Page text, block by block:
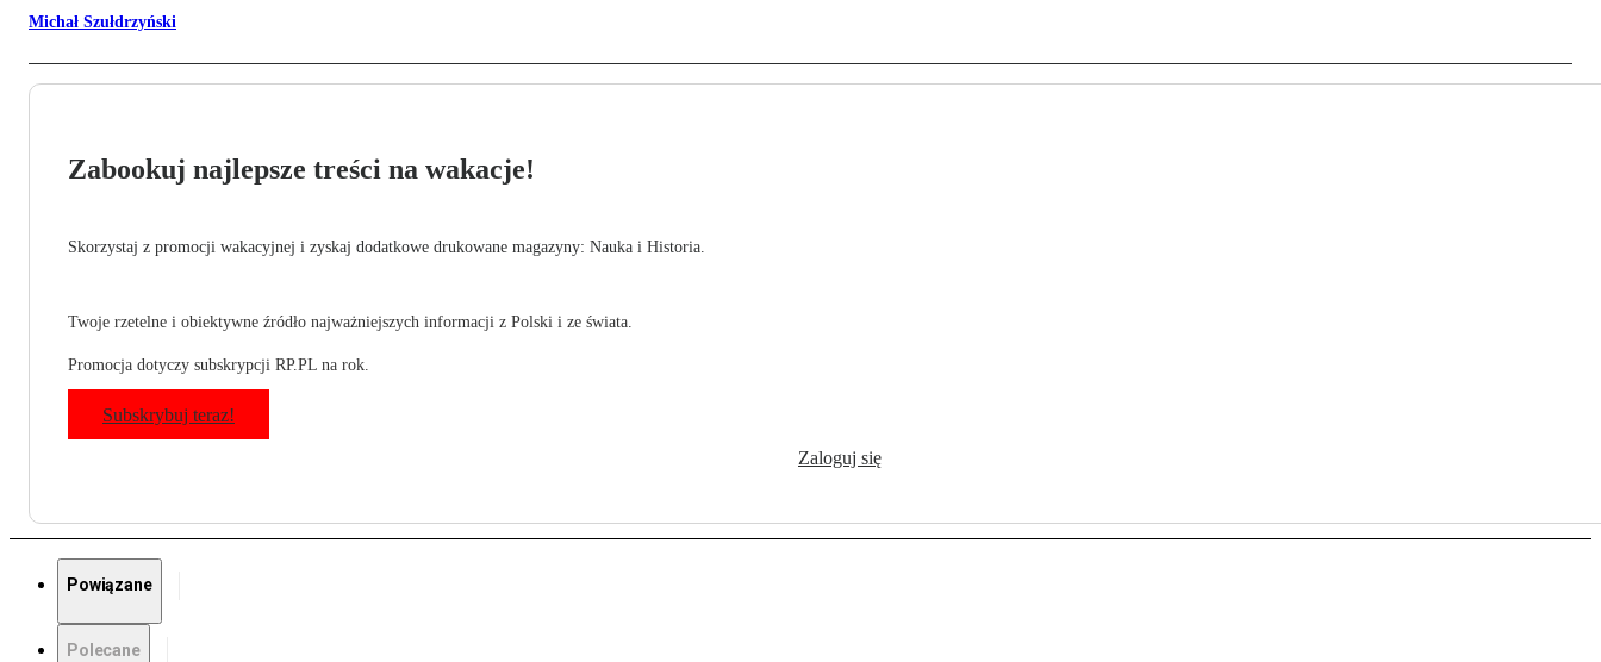
Michał Szułdrzyński
Zabookuj najlepsze treści na wakacje!
Skorzystaj z promocji wakacyjnej i zyskaj dodatkowe drukowane magazyny: Nauka i Historia.
Twoje rzetelne i obiektywne źródło najważniejszych informacji z Polski i ze świata.
Promocja dotyczy subskrypcji RP.PL na rok.
Subskrybuj teraz!
Zaloguj się
Powiązane
Polecane